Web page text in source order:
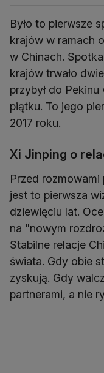
Było to pierwsze
krajów w ramach
w Chinach.
krajów trwało
przybył do
piątku. To jego
2017 roku.
Xi Jinping o
Przed rozmowami
jest to pierwsza
dziewięciu lat.
na "nowym
Stabilne relacje
świata. Gdy obie
zyskują. Gdy
partnerami, a nie